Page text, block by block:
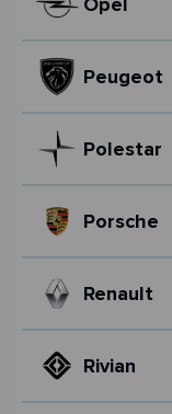
Peugeot
Polestar
Porsche
Renault
Rivian